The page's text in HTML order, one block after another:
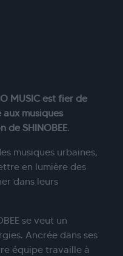
MUSIC est fier de
musiques
de SHINOBEE.
musiques urbaines,
en lumière des
dans leurs
se veut un
Ancrée dans ses
équipe travaille à